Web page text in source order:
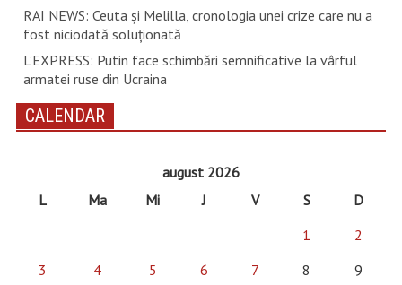
RAI NEWS: Ceuta și Melilla, cronologia unei crize care nu a
fost niciodată soluționată
L’EXPRESS: Putin face schimbări semnificative la vârful
armatei ruse din Ucraina
CALENDAR
august 2026
L
Ma Mi J V S
D
1
2
3
4 5 6 7 8
9